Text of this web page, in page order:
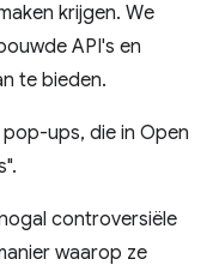
krijgen. We
API's en
te bieden.
ups, die in Open
controversiële
waarop ze